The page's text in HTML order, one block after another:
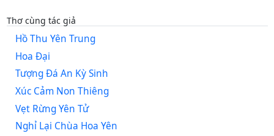
Thơ cùng tác giả
Hồ Thu Yên Trung
Hoa Đại
Tượng Đá An Kỳ Sinh
Xúc Cảm Non Thiêng
Vẹt Rừng Yên Tử
Nghỉ Lại Chùa Hoa Yên